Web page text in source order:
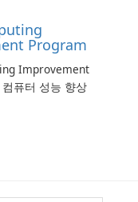
Program
Improvement
퓨터 성능 향상